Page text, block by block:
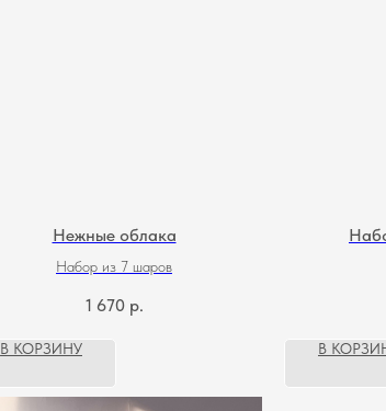
Нежные облака
Набор из 7 шаров
1 670 р.
В КОРЗИНУ В